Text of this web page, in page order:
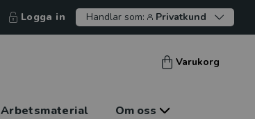
Logga in Handlar som: Privatkund
Varukorg
Arbetsmaterial Om oss